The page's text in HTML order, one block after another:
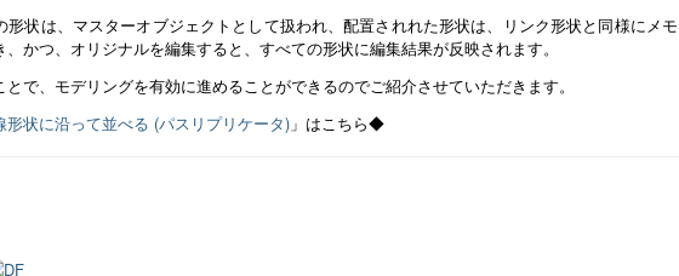
形状は、マスターオブジェクトとして扱われ、配置されれた形状は、リンク形状と同様にメモ
、かつ、オリジナルを編集すると、すべての形状に編集結果が反映されます。
で、モデリングを有効に進めることができるのでご紹介させていただきます。
形状に沿って並べる (パスリプリケータ) 」はこちら◆